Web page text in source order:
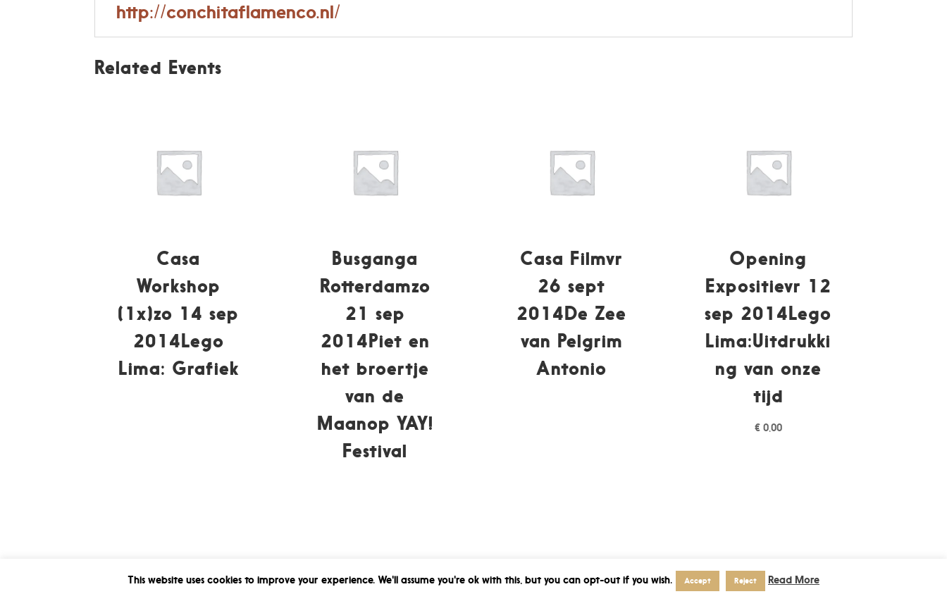
http://conchitaflamenco.nl/
Related Events
Casa
Workshop
(1x)zo 14 sep
2014Lego
Lima: Grafiek
Busganga
Rotterdamzo
21 sep
2014Piet en
het broertje
van de
Maanop YAY!
Festival
Casa Filmvr
26 sept
2014De Zee
van Pelgrim
Antonio
Opening
Expositievr 12
sep 2014Lego
Lima:Uitdrukki
ng van onze
tijd
€0,00
This website uses cookies to improve your experience. We'll assume you're ok with this, but you can opt-out if you wish. Accept Reject Read More